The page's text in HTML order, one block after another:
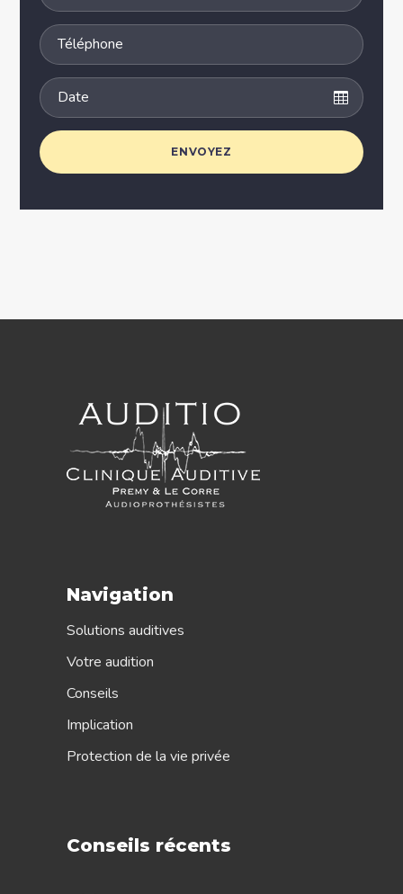
Navigation
Solutions auditives
Votre audition
Conseils
Implication
Protection de la vie privée
Conseils récents